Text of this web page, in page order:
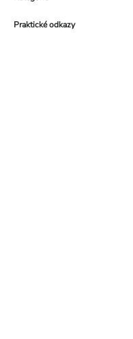
Praktické odkazy